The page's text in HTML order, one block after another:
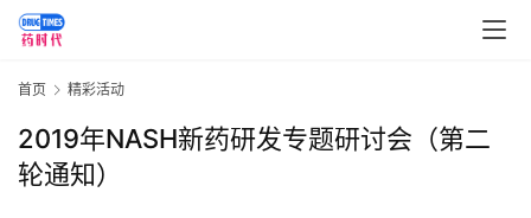
首页 精彩活动
2019年NASH新药研发专题研讨会（第二
轮通知）